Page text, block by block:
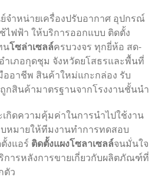
จำหน่ายเครื่องปรับอากาศ อุปกรณ์
ไฟฟ้า ให้บริการออกแบบ ติดตั้ง
นโซล่าเซลล์ครบวงจร ทุกยี่ห้อ สด-
ำเภอกุดชุม จังหวัดยโสธรและพื้นที่
ออาชีพ สินค้าใหม่แกะกล่อง รับ
สินค้ามาตรฐานจากโรงงานชั้นนำ
กิดความคุ้มค่าในการนำไปใช้งาน
หมายให้ทีมงานทำการทดสอบ
งแอร์ ติดตั้งแผงโซลาเซลล์จนมั่นใจ
ารหลังการขายเกี่ยวกับผลิตภัณฑ์ที่
ตัว